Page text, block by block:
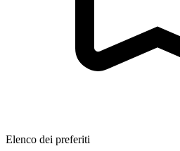
Elenco dei preferiti